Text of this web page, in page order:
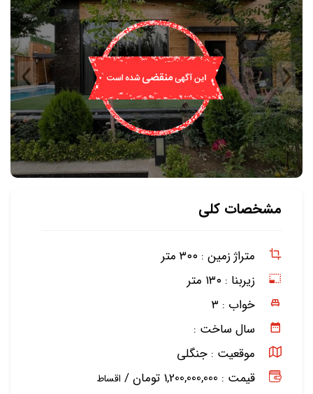
مشخصات کلی
متراژ زمین : ۳۰۰ متر
زیربنا : ۱۳۰ متر
خواب : ۳
سال ساخت :
موقعیت : جنگلی
قیمت : 1,200,000,000 تومان /
اقساط